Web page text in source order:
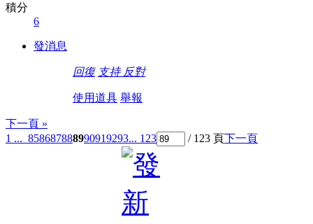
積分
6
發消息
回復 支持 反對
使用道具 舉報
下一頁 »
1 ... 858687888990919293... 123 / 123 頁下一頁